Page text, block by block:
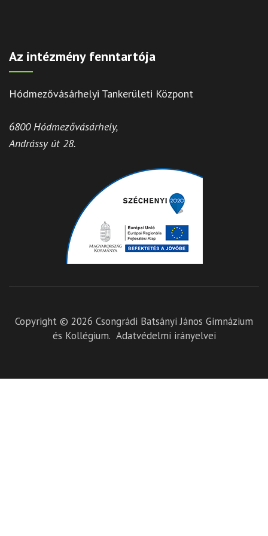
Az intézmény fenntartója
Hódmezővásárhelyi Tankerületi Központ
6800 Hódmezővásárhely,
Andrássy út 28.
Copyright © 2026 Csongrádi Batsányi János Gimnázium
és Kollégium. Adatvédelmi irányelvei